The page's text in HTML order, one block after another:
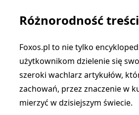
Różnorodność
Foxos.pl to nie tylko
użytkownikom dzielenie się
szeroki wachlarz artykułów,
zachowań, przez znaczenie w
mierzyć w dzisiejszym świecie.